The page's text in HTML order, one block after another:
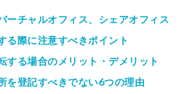
ーチャルオフィス、シェアオフィス
る際に注意すべきポイント
する場合のメリット・デメリット
を登記すべきでない6つの理由